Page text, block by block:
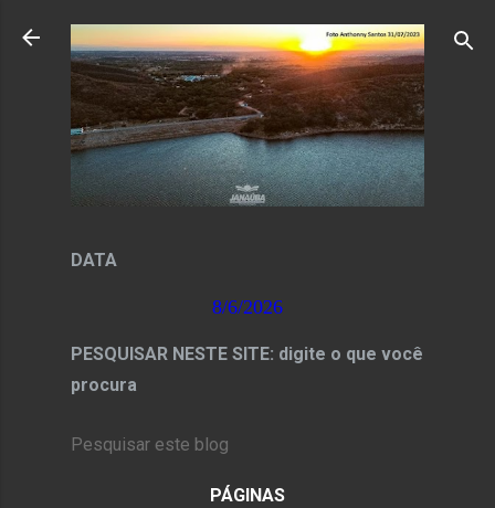
Pular para o conteúdo principal
DATA
8/6/2026
PESQUISAR NESTE SITE: digite o que você
procura
PÁGINAS